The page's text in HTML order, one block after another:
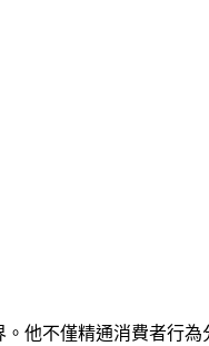
他不僅精通消費者行